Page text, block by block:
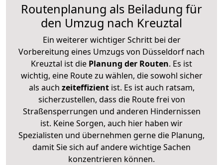
Routenplanung als Beiladung für
den Umzug nach Kreuztal
Ein weiterer wichtiger Schritt bei der
Vorbereitung eines Umzugs von Düsseldorf nach
Kreuztal ist die Planung der Routen. Es ist
wichtig, eine Route zu wählen, die sowohl sicher
als auch zeiteffizientist. Es ist auch ratsam,
sicherzustellen, dass die Route frei von
Straßensperrungen und anderen Hindernissen
ist. Keine Sorgen, auch hier haben wir
Spezialisten und übernehmen gerne die Planung,
damit Sie sich auf andere wichtige Sachen
konzentrieren können.